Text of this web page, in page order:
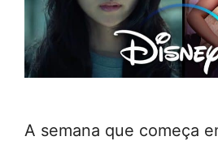
A semana que começa